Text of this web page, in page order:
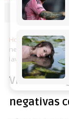
MENSAGEM DIA DOS PAIS
Home Cantu
negativas com
lavouras e bem-
Virmond
negativas